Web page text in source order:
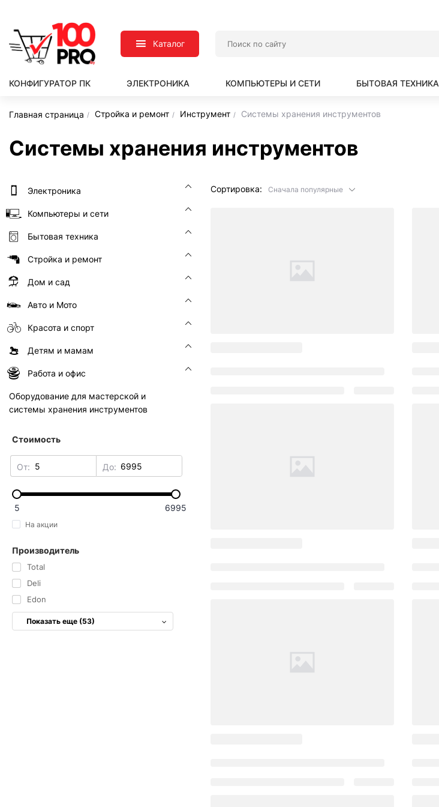
Каталог
КОНФИГУРАТОР ПК ЭЛЕКТРОНИКА КОМПЬЮТЕРЫ И СЕТИ БЫТОВАЯ ТЕХНИКА
Главная страница Стройка и ремонт Инструмент Системы хранения инструментов
Системы хранения инструментов
Электроника
Компьютеры и сети
Бытовая техника
Стройка и ремонт
Дом и сад
Авто и Мото
Красота и спорт
Детям и мамам
Работа и офис
Оборудование для мастерской и
системы хранения инструментов
Стоимость
От: До:
5 6995
На акции
Производитель
Total
Deli
Edon
Показать еще (53)
Сортировка: Сначала популярные